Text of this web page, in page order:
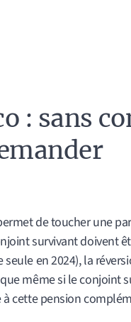
: sans
de toucher une
survivant doivent
en 2024), la
même si le conjoint
cette pension